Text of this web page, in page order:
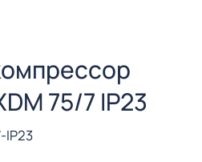
75/7 IP23
IP23